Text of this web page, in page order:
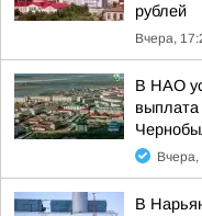
рублей
Вчера,
В НАО
выплата
Вчера,
В